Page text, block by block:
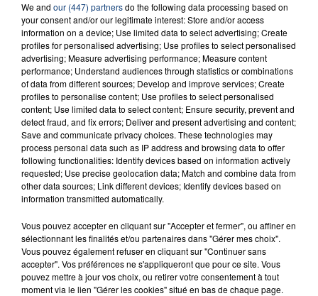
23 juillet 2026
INCENDIE MORTEL À LENS : UNE FEMME ET
SON BÉBÉ ENTRE LA VIE ET LA...
Un homme s'est immolé par le feu après avoir
aspergé sa compagne et leur bébé de trois mois
d'un liquide inflammable.
20 juillet 2026
UNE ADOLESCENTE DEVANT SE FAIRE
La famille a porté plainte contre la clinique qui a
reconnu sa responsabilité et présenté ses
excuses.
TITRES DIFFUSÉS
We and our (447) partnersdo the following data processing based on
your consent and/or our legitimate interest: Store and/or access
information on a device; Use limited data to select advertising; Create
profiles for personalised advertising; Use profiles to select personalised
advertising; Measure advertising performance; Measure content
performance; Understand audiences through statistics or combinations
of data from different sources; Develop and improve services; Create
profiles to personalise content; Use profiles to select personalised
content; Use limited data to select content; Ensure security, prevent and
detect fraud, and fix errors; Deliver and present advertising and content;
Save and communicate privacy choices. These technologies may
process personal data such as IP address and browsing data to offer
following functionalities: Identify devices based on information actively
requested; Use precise geolocation data; Match and combine data from
other data sources; Link different devices; Identify devices based on
information transmitted automatically.
Vous pouvez accepter en cliquant sur "Accepter et fermer", ou affiner en
sélectionnant les finalités et/ou partenaires dans "Gérer mes choix".
Vous pouvez également refuser en cliquant sur "Continuer sans
accepter". Vos préférences ne s'appliqueront que pour ce site. Vous
pouvez mettre à jour vos choix, ou retirer votre consentement à tout
moment via le lien "Gérer les cookies" situé en bas de chaque page.